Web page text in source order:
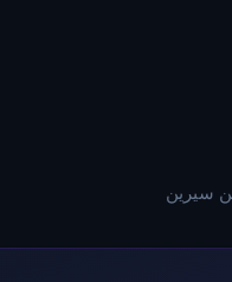
سيرين